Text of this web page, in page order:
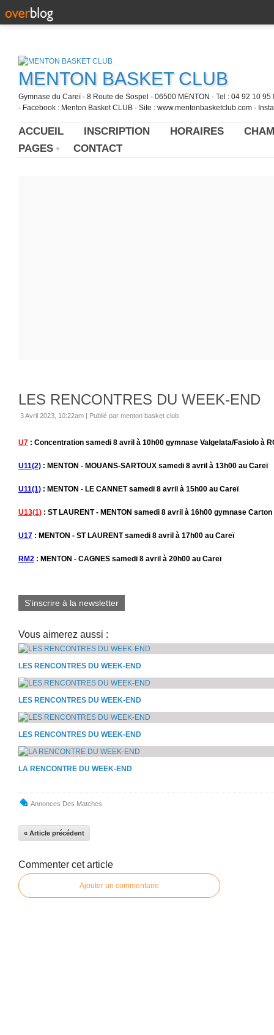
MENTON BASKET CLUB
Gymnase du Careï - 8 Route de Sospel - 06500 MENTON - Tel : 04 92 10
- Facebook : Menton Basket CLUB - Site : www.mentonbasketclub.com -
ACCUEIL INSCRIPTION HORAIRES
PAGES
CONTACT
LES RENCONTRES DU WEEK-END
3 Avril 2023, 10:22am | Publié par menton basket club
U7 : Concentration samedi 8 avril à 10h00 gymnase Valgelata/Fasiolo à
U11(2) : MENTON - MOUANS-SARTOUX samedi 8 avril à 13h00 au Careï
U11(1) : MENTON - LE CANNET samedi 8 avril à 15h00 au Careï
U13(1) : ST LAURENT - MENTON samedi 8 avril à 16h00 gymnase
U17 : MENTON - ST LAURENT samedi 8 avril à 17h00 au Careï
RM2 : MENTON - CAGNES samedi 8 avril à 20h00 au Careï
S'inscrire à la newsletter
Vous aimerez aussi :
LES RENCONTRES DU WEEK-END
LES RENCONTRES DU WEEK-END
LES RENCONTRES DU WEEK-END
LA RENCONTRE DU WEEK-END
Annonces Des Matches
« Article précédent
Commenter cet article
Ajouter un commentaire